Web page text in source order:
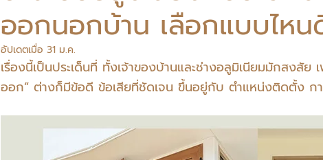
ออกนอกบ้าน เลือกแบบไหน
อัปเดตเมื่อ 31 ม.ค.
เรื่องนี้เป็นประเด็นที่ ทั้งเจ้าของบ้านและช่างอลูมิเนียมมักสงสัย
ออก” ต่างก็มีข้อดี ข้อเสียที่ชัดเจน ขึ้นอยู่กับ ตำแหน่งติดตั้ง กา